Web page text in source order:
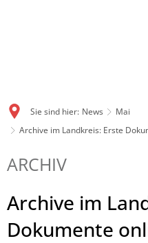
Sie sind hier: News
Mai
Archive im Landkreis: Erste
ARCHIV
Archive im
Dokumente